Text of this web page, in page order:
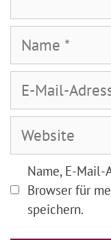
Mail-
Adresse
Name, E-Mail-
Browser für
speichern.